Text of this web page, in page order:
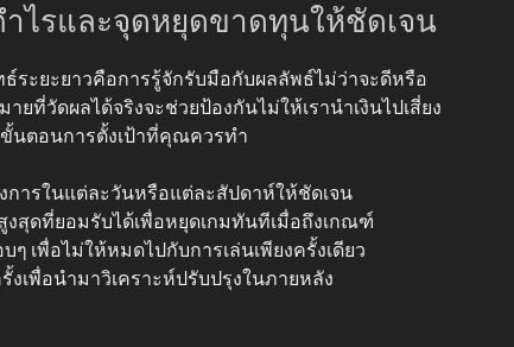
ำไรและจุดหยุดขาดทุนให้ชัดเจน
ระยะยาวคือการรู้จักรับมือกับผลลัพธ์ไม่ว่าจะดีหรือ
ยที่วัดผลได้จริงจะช่วยป้องกันไม่ให้เรานำเงินไปเสี่ยง
นตอนการตั้งเป้าที่คุณควรทำ
การในแต่ละวันหรือแต่ละสัปดาห์ให้ชัดเจน
สุดที่ยอมรับได้เพื่อหยุดเกมทันทีเมื่อถึงเกณฑ์
ๆ เพื่อไม่ให้หมดไปกับการเล่นเพียงครั้งเดียว
เพื่อนำมาวิเคราะห์ปรับปรุงในภายหลัง